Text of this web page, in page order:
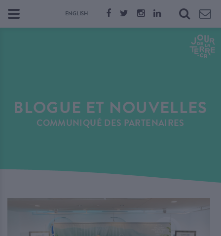
ENGLISH
BLOGUE ET NOUVELLES
COMMUNIQUÉ DES PARTENAIRES